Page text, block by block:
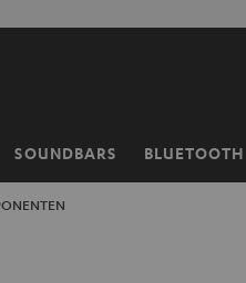
SOUNDBARS BLUETOOTH